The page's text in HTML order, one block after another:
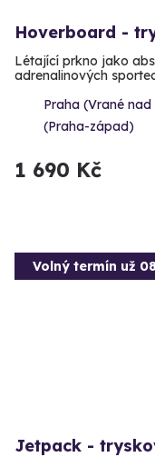
Hoverboard -
Létající prkno jako
adrenalinových
Praha (Vrané
(Praha-západ)
1 690 Kč
Volný termín už
Jetpack -